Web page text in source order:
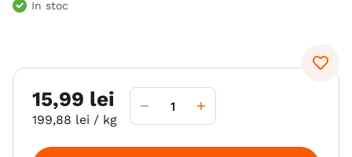
. recompense caini
In stoc
15,99 lei
199,88 lei / kg